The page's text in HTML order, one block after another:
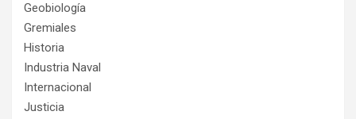
Geobiología
Gremiales
Historia
Industria Naval
Internacional
Justicia